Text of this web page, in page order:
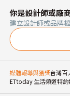
你是設計師或廠
建立設計師或品牌
媒體報導與獲獎台灣百
ETtoday 生活頻道特約